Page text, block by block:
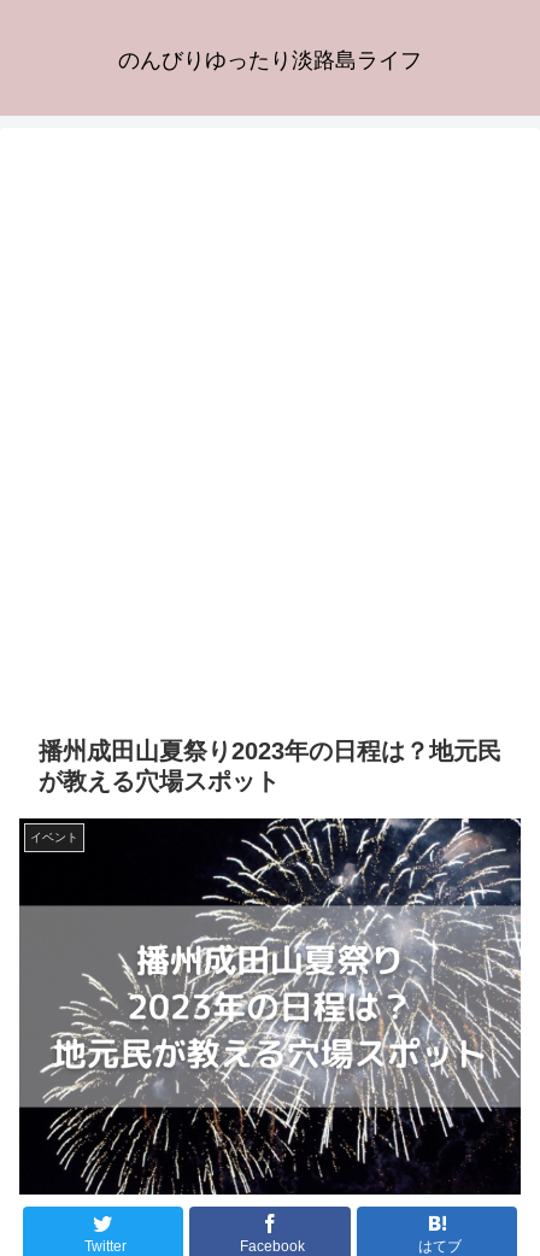
のんびりゆったり淡路島ライフ
播州成田山夏祭り2023年の日程は？地元民
が教える穴場スポット
イベント
Twitter Facebook はてブ